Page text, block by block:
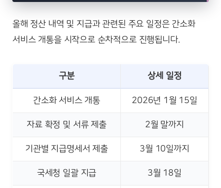
올해 정산 내역 및 지급과 관련된 주요 일정은 간소화
서비스 개통을 시작으로 순차적으로 진행됩니다.
구분 상세 일정
간소화 서비스 개통 2026년 1월 15일
자료 확정 및 서류 제출 2월 말까지
기관별 지급명세서 제출 3월 10일까지
국세청 일괄 지급 3월 18일